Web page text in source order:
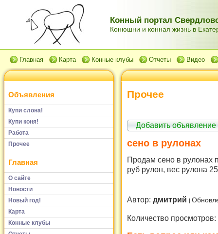
Конный портал
Конюшни и конная жизнь в
Главная Карта Конные клубы Отчеты Видео
Объявления
Купи слона!
Купи коня!
Работа
Прочее
Главная
О сайте
Новости
Новый год!
Карта
Конные клубы
Прочее
Добавить объявление
сено в рулонах
Продам сено в рулонах
руб рулон, вес рулона
Автор: дмитрий
Количество просмотров: